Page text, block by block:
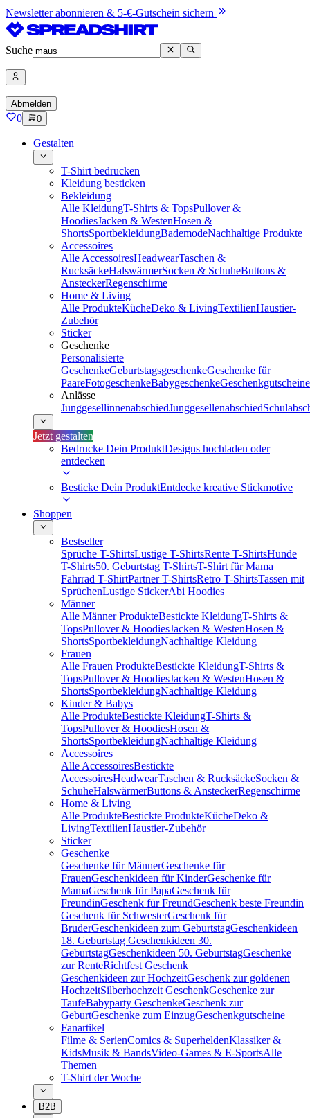
Newsletter abonnieren & 5-€-Gutschein sichern
Suche
Abmelden
0 0
Gestalten
T-Shirt bedrucken
Kleidung besticken
Bekleidung
Alle KleidungT-Shirts & TopsPullover &
HoodiesJacken & WestenHosen &
ShortsSportbekleidungBademodeNachhaltige Produkte
Accessoires
Alle AccessoiresHeadwearTaschen &
RucksäckeHalswärmerSocken & SchuheButtons &
AnsteckerRegenschirme
Home & Living
Alle ProdukteKücheDeko & LivingTextilienHaustier-
Zubehör
Sticker
Geschenke
Personalisierte
GeschenkeGeburtstagsgeschenkeGeschenke für
PaareFotogeschenkeBabygeschenkeGeschenkgutscheine
Anlässe
JunggesellinnenabschiedJunggesellenabschied
Jetzt gestalten
Bedrucke Dein ProduktDesigns hochladen oder
entdecken
Besticke Dein ProduktEntdecke kreative Stickmotive
Shoppen
Bestseller
Sprüche T-ShirtsLustige T-ShirtsRente T-ShirtsHunde
T-Shirts50. Geburtstag T-ShirtsT-Shirt für Mama
Fahrrad T-ShirtPartner T-ShirtsRetro T-ShirtsTassen mit
SprüchenLustige StickerAbi Hoodies
Männer
Alle Männer ProdukteBestickte KleidungT-Shirts &
TopsPullover & HoodiesJacken & WestenHosen &
ShortsSportbekleidungNachhaltige Kleidung
Frauen
Alle Frauen ProdukteBestickte KleidungT-Shirts &
TopsPullover & HoodiesJacken & WestenHosen &
ShortsSportbekleidungNachhaltige Kleidung
Kinder & Babys
Alle ProdukteBestickte KleidungT-Shirts &
TopsPullover & HoodiesHosen &
ShortsSportbekleidungNachhaltige Kleidung
Accessoires
Alle AccessoiresBestickte
AccessoiresHeadwearTaschen & RucksäckeSocken &
SchuheHalswärmerButtons & AnsteckerRegenschirme
Home & Living
Alle ProdukteBestickte ProdukteKücheDeko &
LivingTextilienHaustier-Zubehör
Sticker
Geschenke
Geschenke für MännerGeschenke für
FrauenGeschenkideen für KinderGeschenke für
MamaGeschenk für PapaGeschenk für
FreundinGeschenk für FreundGeschenk beste Freundin
Geschenk für SchwesterGeschenk für
BruderGeschenkideen zum GeburtstagGeschenkideen
18. Geburtstag Geschenkideen 30.
GeburtstagGeschenkideen 50. GeburtstagGeschenke
zur RenteRichtfest Geschenk
Geschenkideen zur HochzeitGeschenk zur goldenen
HochzeitSilberhochzeit GeschenkGeschenke zur
TaufeBabyparty GeschenkeGeschenk zur
GeburtGeschenke zum EinzugGeschenkgutscheine
Fanartikel
Filme & SerienComics & SuperheldenKlassiker &
KidsMusik & BandsVideo-Games & E-SportsAlle
Themen
T-Shirt der Woche
B2B